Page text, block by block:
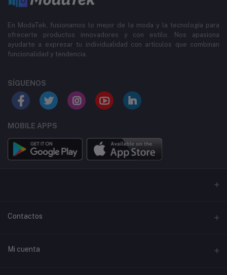
En ModaTek, fusionamos lo mejor de la moda y la tecnología para
ofrecerte productos innovadores y con estilo. Nos apasiona
ayudarte a expresar tu individualidad con artículos que combinan
funcionalidad y tendencia.
SÍGUENOS
MOBILE APPS
Contactos
Habla a
Mi cuenta